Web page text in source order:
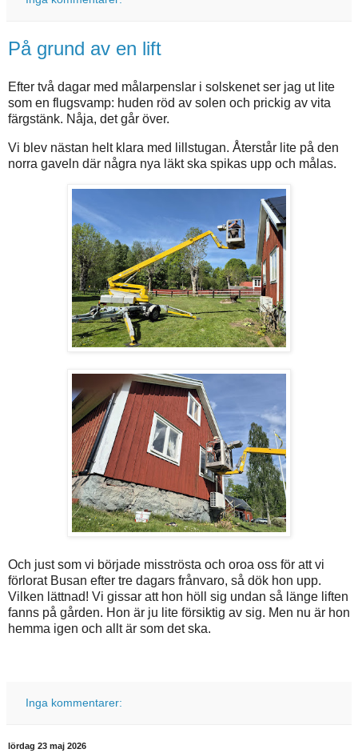
På grund av en lift
Efter två dagar med målarpenslar i solskenet ser jag ut lite
som en flugsvamp: huden röd av solen och prickig av vita
färgstänk. Nåja, det går över.
Vi blev nästan helt klara med lillstugan. Återstår lite på den
norra gaveln där några nya läkt ska spikas upp och målas.
Och just som vi började misströsta och oroa oss för att vi
förlorat Busan efter tre dagars frånvaro, så dök hon upp.
Vilken lättnad! Vi gissar att hon höll sig undan så länge liften
fanns på gården. Hon är ju lite försiktig av sig. Men nu är hon
hemma igen och allt är som det ska.
Inga kommentarer:
lördag 23 maj 2026